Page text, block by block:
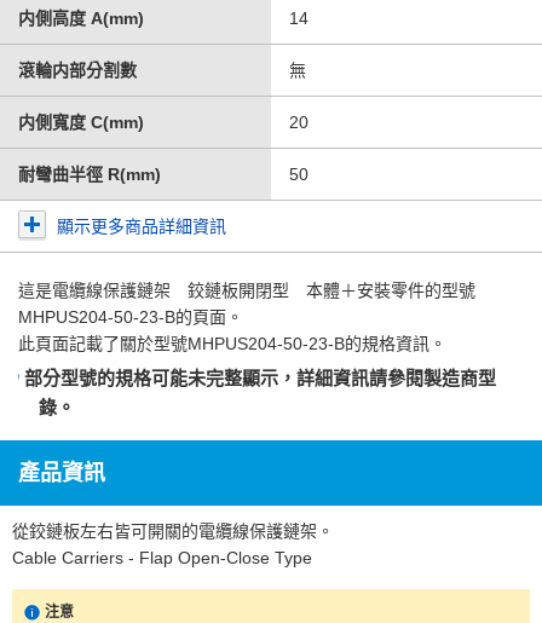
内側高度 A(mm) 14
滾輪内部分割數 無
内側寬度 C(mm) 20
耐彎曲半徑 R(mm) 50
顯示更多商品詳細資訊
這是電纜線保護鏈架 鉸鏈板開閉型 本體＋安裝零件的型號
MHPUS204-50-23-B的頁面。
此頁面記載了關於型號MHPUS204-50-23-B的規格資訊。
部分型號的規格可能未完整顯示，詳細資訊請參閱製造商型
錄 。
產品資訊
從鉸鏈板左右皆可開關的電纜線保護鏈架。
Cable Carriers - Flap Open-Close Type
注意